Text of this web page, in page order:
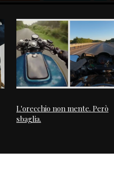
L'orecchio non mente. Però
sbaglia.